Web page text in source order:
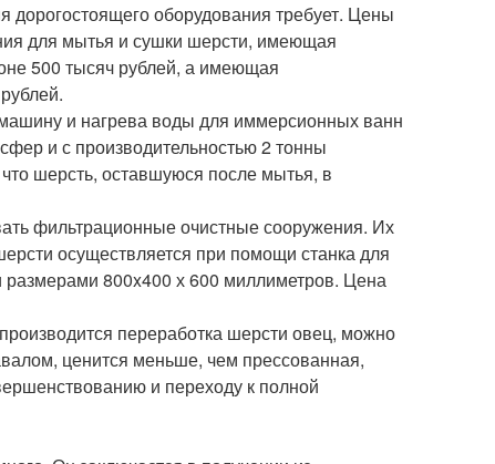
оборудования требует. Цены
для мытья и сушки шерсти, имеющая
500 тысяч рублей, а имеющая
и нагрева воды для иммерсионных ванн
и с производительностью 2 тонны
шерсть, оставшуюся после мытья, в
фильтрационные очистные сооружения. Их
осуществляется при помощи станка для
800x400 х 600 миллиметров. Цена
переработка шерсти овец, можно
ценится меньше, чем прессованная,
и переходу к полной